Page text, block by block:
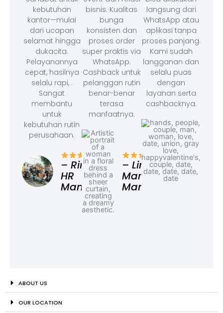
kebutuhan
kantor—mulai
dari ucapan
selamat hingga
dukacita.
Pelayanannya
cepat, hasilnya
selalu rapi, .
Sangat
membantu
untuk
kebutuhan rutin
perusahaan.
– Rina,
HR
Manager
bisnis. Kualitas
bunga
konsisten dan
proses order
super praktis via
WhatsApp.
Cashback untuk
pelanggan rutin
benar-benar
terasa
manfaatnya.
– Linda,
Marketing
Manager
langsung dari
WhatsApp atau
aplikasi tanpa
proses panjang.
Kami sudah
langganan dan
selalu puas
dengan
layanan serta
cashbacknya.
ABOUT US
OUR LOCATION